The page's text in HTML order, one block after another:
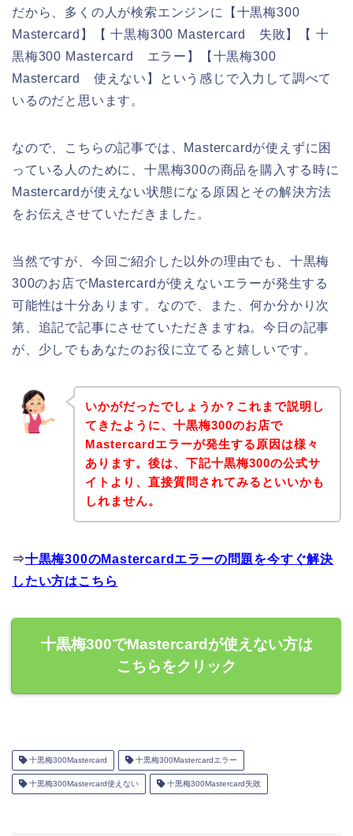
だから、多くの人が検索エンジンに【十黒梅300
Mastercard】【 十黒梅300 Mastercard 失敗】【 十
黒梅300 Mastercard エラー】【十黒梅300
Mastercard 使えない】という感じで入力して調べて
いるのだと思います。
なので、こちらの記事では、Mastercardが使えずに困
っている人のために、十黒梅300の商品を購入する時に
Mastercardが使えない状態になる原因とその解決方法
をお伝えさせていただきました。
当然ですが、今回ご紹介した以外の理由でも、十黒梅
300のお店でMastercardが使えないエラーが発生する
可能性は十分あります。なので、また、何か分かり次
第、追記で記事にさせていただきますね。今日の記事
が、少しでもあなたのお役に立てると嬉しいです。
いかがだったでしょうか？これまで説明し
てきたように、十黒梅300のお店で
Mastercardエラーが発生する原因は様々
あります。後は、下記十黒梅300の公式サ
イトより、直接質問されてみるといいかも
しれません。
⇒十黒梅300のMastercardエラーの問題を今すぐ解決
したい方はこちら
十黒梅300でMastercardが使えない方は
こちらをクリック
十黒梅300Mastercard 十黒梅300Mastercardエラー
十黒梅300Mastercard使えない 十黒梅300Mastercard失敗